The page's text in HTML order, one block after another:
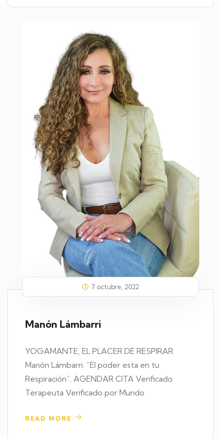
7 octubre, 2022
Manón Lámbarri
YOGAMANTE, EL PLACER DE RESPIRAR
Manón Lámbarri. “El poder esta en tu
Respiración”. AGENDAR CITA Verificado
Terapeuta Verificado por Mundo
READ MORE